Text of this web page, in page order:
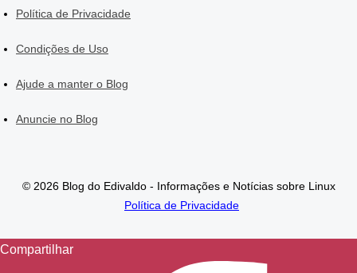
Política de Privacidade
Condições de Uso
Ajude a manter o Blog
Anuncie no Blog
© 2026 Blog do Edivaldo - Informações e Notícias sobre Linux
Política de Privacidade
Compartilhar